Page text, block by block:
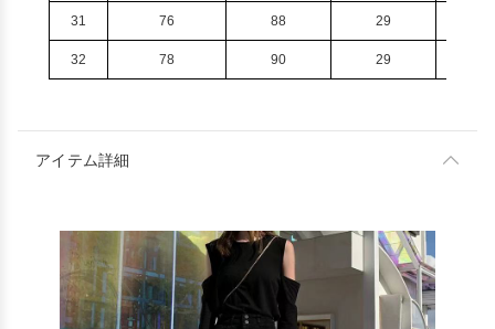
31 76 88 29
32 78 90 29
アイテム詳細